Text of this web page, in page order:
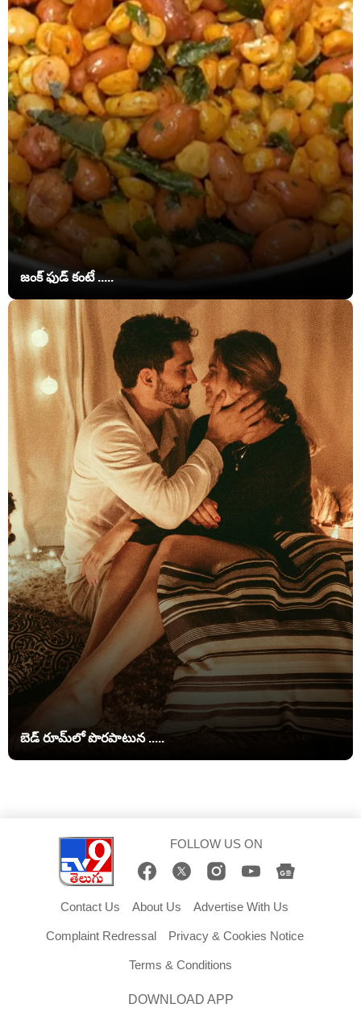
జంక్ ఫుడ్‌ కంటే .....
బెడ్ రూమ్‌లో పొరపాటున .....
FOLLOW US ON
Contact Us About Us Advertise With Us
Complaint Redressal Privacy & Cookies Notice
Terms & Conditions
DOWNLOAD APP